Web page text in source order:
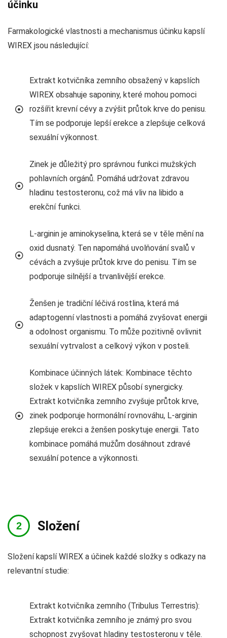
účinku
Farmakologické vlastnosti a mechanismus účinku kapslí
WIREX jsou následující:
Extrakt kotvičníka zemního obsažený v kapslích
WIREX obsahuje saponiny, které mohou pomoci
rozšířit krevní cévy a zvýšit průtok krve do penisu.
Tím se podporuje lepší erekce a zlepšuje celková
sexuální výkonnost.
Zinek je důležitý pro správnou funkci mužských
pohlavních orgánů. Pomáhá udržovat zdravou
hladinu testosteronu, což má vliv na libido a
erekční funkci.
L-arginin je aminokyselina, která se v těle mění na
oxid dusnatý. Ten napomáhá uvolňování svalů v
cévách a zvyšuje průtok krve do penisu. Tím se
podporuje silnější a trvanlivější erekce.
Ženšen je tradiční léčivá rostlina, která má
adaptogenní vlastnosti a pomáhá zvyšovat energii
a odolnost organismu. To může pozitivně ovlivnit
sexuální vytrvalost a celkový výkon v posteli.
Kombinace účinných látek: Kombinace těchto
složek v kapslích WIREX působí synergicky.
Extrakt kotvičníka zemního zvyšuje průtok krve,
zinek podporuje hormonální rovnováhu, L-arginin
zlepšuje erekci a ženšen poskytuje energii. Tato
kombinace pomáhá mužům dosáhnout zdravé
sexuální potence a výkonnosti.
Složení
Složení kapslí WIREX a účinek každé složky s odkazy na
relevantní studie:
Extrakt kotvičníka zemního (Tribulus Terrestris):
Extrakt kotvičníka zemního je známý pro svou
schopnost zvyšovat hladiny testosteronu v těle.